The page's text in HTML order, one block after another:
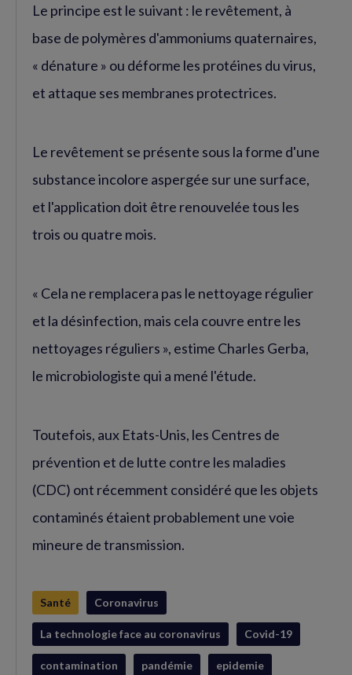
Le principe est le suivant : le revêtement, à
base de polymères d'ammoniums quaternaires,
« dénature » ou déforme les protéines du virus,
et attaque ses membranes protectrices.
Le revêtement se présente sous la forme d'une
substance incolore aspergée sur une surface,
et l'application doit être renouvelée tous les
trois ou quatre mois.
« Cela ne remplacera pas le nettoyage régulier
et la désinfection, mais cela couvre entre les
nettoyages réguliers », estime Charles Gerba,
le microbiologiste qui a mené l'étude.
Toutefois, aux Etats-Unis, les Centres de
prévention et de lutte contre les maladies
(CDC) ont récemment considéré que les objets
contaminés étaient probablement une voie
mineure de transmission.
Santé Coronavirus
La technologie face au coronavirus Covid-19
contamination pandémie epidemie